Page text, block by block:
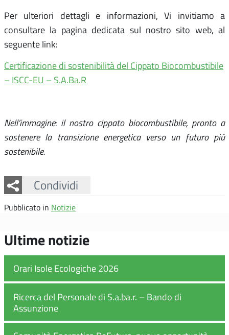
Per ulteriori dettagli e informazioni, Vi invitiamo a
consultare la pagina dedicata sul nostro sito web, al
seguente link:
Certificazione di sostenibilità del Cippato Biocombustibile
– ISCC-EU – S.A.Ba.R
Nell’immagine: il nostro cippato biocombustibile, pronto a
sostenere la transizione energetica verso un futuro più
sostenibile.
Condividi
Facebook
Twitter
Whatsapp
Pubblicato in Notizie
Ultime notizie
Orari Isole Ecologiche 2026
Ricerca del Personale di S.a.ba.r. – Bando di
Assunzione